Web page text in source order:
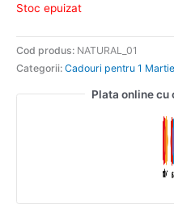
Stoc epuizat
Cod produs: NATURAL_01
Categorii: Cadouri pentru 1
Plata online cu